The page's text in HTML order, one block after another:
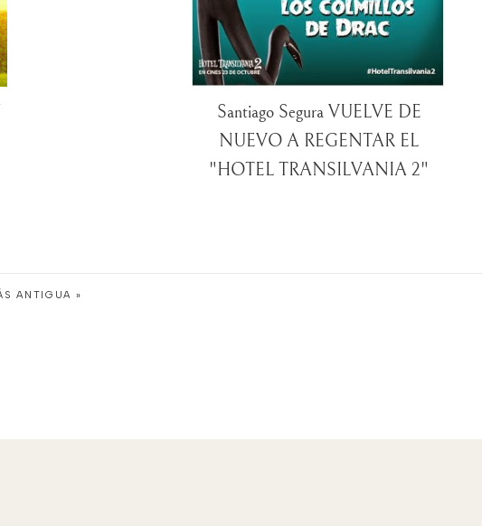
Santiago Segura VUELVE DE
NUEVO A REGENTAR EL
"HOTEL TRANSILVANIA 2"
ANTIGUA »